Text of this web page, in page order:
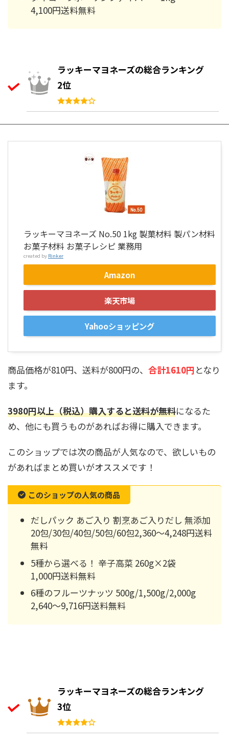
4,100円送料無料
ラッキーマヨネーズの総合ランキング
2位
ラッキーマヨネーズ No.50 1kg 製菓材料 製パン材料
お菓子材料 お菓子レシピ 業務用
created by Rinker
Amazon
楽天市場
Yahooショッピング
商品価格が810円、送料が800円の、 合計1610円 となり
ます。
3980円以上（税込）購入すると送料が無料になるた
め、他にも買うものがあればお得に購入できます。
このショップでは次の商品が人気なので、欲しいもの
があればまとめ買いがオススメです！
このショップの人気の商品
だしパック あご入り 割烹あご入りだし 無添加
20包/30包/40包/50包/60包2,360～4,248円送料
無料
5種から選べる！ 辛子高菜 260g×2袋
1,000円送料無料
6種のフルーツナッツ 500g/1,500g/2,000g
2,640～9,716円送料無料
ラッキーマヨネーズの総合ランキング
3位